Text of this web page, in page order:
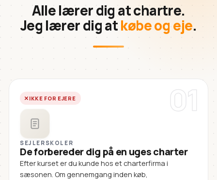
Alle lærer dig at chartre.
Jeg lærer dig atkøbe og eje.
01
IKKE FOR EJERE
SEJLERSKOLER
De forbereder dig på en uges charter
Efter kurset er du kunde hos et charterfirma i
sæsonen. Om gennemgang inden køb,